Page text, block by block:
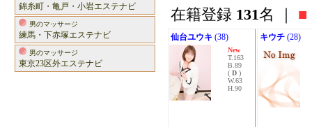
錦糸町・亀戸・小岩エステナビ
男のマッサージ
練馬・下赤塚エステナビ
男のマッサージ
東京23区外エステナビ
在籍登録 131名 ｜ ■
仙台ユウキ (38)
New
T.163
B.89
( D )
W.63
H.90
キウチ (28)